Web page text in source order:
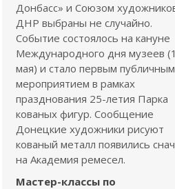
Донбасс» и Союзом
ДНР выбраны не случайно.
Событие состоялось на кануне
Международного дня музеев
мая) и стало первым публичным
мероприятием в рамках
празднования 25-летия Парка
кованых фигур. Сообщение
Донецкие художники рисуют
кованый металл появились
на Академия ремесел.
Мастер-классы по